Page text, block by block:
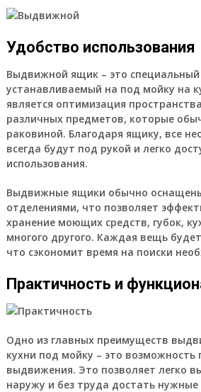
Удобство использования
Выдвижной ящик – это
устанавливаемый на под мойку на
является оптимизация
различных предметов, которые
раковиной. Благодаря ящику, все
всегда будут под рукой и легко
использования.
Выдвижные ящики обычно
отделениями, что позволяет
хранение моющих средств, губок,
многого другого. Каждая вещь
что сэкономит время на поиски
Практичность и
Одно из главных преимуществ
кухни под мойку – это возможность
выдвижения. Это позволяет легко
наружу и без труда достать